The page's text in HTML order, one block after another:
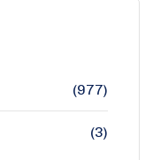
(977)
(3)